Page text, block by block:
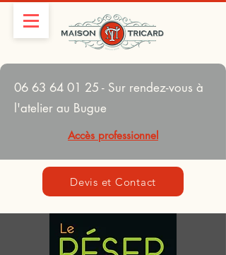
06 63 64 01 25 - Sur rendez-vous à
l'atelier au Bugue
Accès professionnel
Devis et Contact